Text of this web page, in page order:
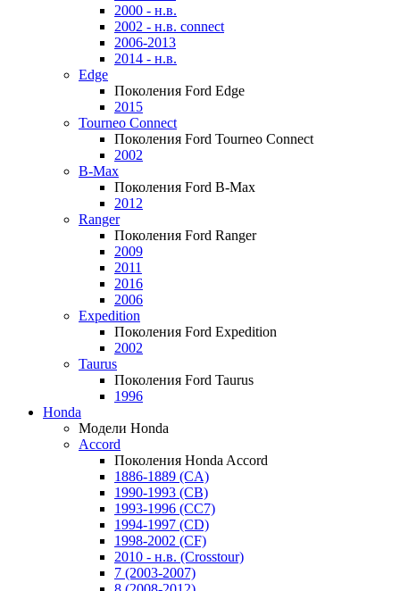
2000 - н.в.
2002 - н.в. connect
2006-2013
2014 - н.в.
Edge
Поколения Ford Edge
2015
Tourneo Connect
Поколения Ford Tourneo Connect
2002
B-Max
Поколения Ford B-Max
2012
Ranger
Поколения Ford Ranger
2009
2011
2016
2006
Expedition
Поколения Ford Expedition
2002
Taurus
Поколения Ford Taurus
1996
Honda
Модели Honda
Accord
Поколения Honda Accord
1886-1889 (CA)
1990-1993 (CB)
1993-1996 (CC7)
1994-1997 (CD)
1998-2002 (CF)
2010 - н.в. (Crosstour)
7 (2003-2007)